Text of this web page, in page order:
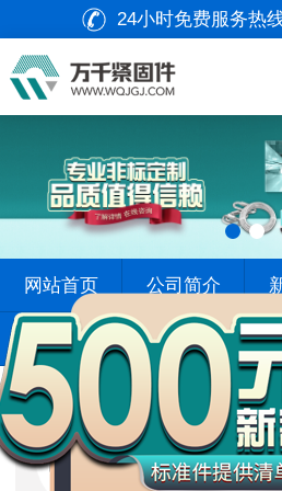
24小时免费服务热线
网站首页 公司简介
查找标准 标杆案例
工
品